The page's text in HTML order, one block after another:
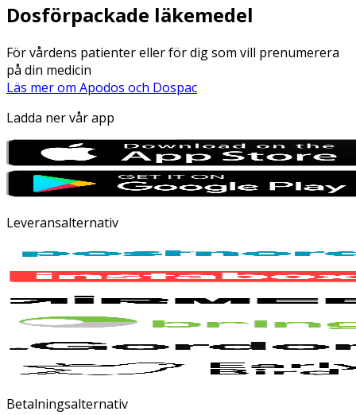
Dosförpackade läkemedel
För vårdens patienter eller för dig som vill prenumerera
på din medicin
Läs mer om Apodos och Dospac
Ladda ner vår app
Leveransalternativ
Betalningsalternativ